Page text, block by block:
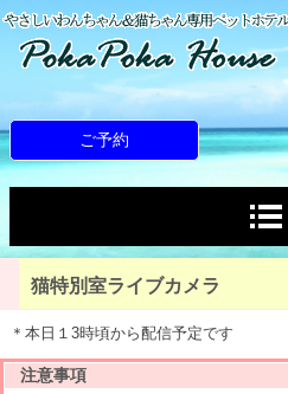
ご予約
猫特別室ライブカメラ
＊本日１3時頃から配信予定です
注意事項